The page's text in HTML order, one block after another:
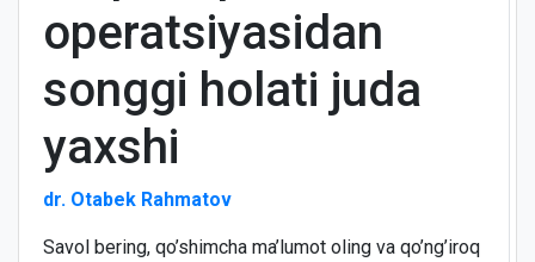
operatsiyasidan
songgi holati juda
yaxshi
dr. Otabek Rahmatov
Savol bering, qo’shimcha ma’lumot oling va qo’ng’iroq